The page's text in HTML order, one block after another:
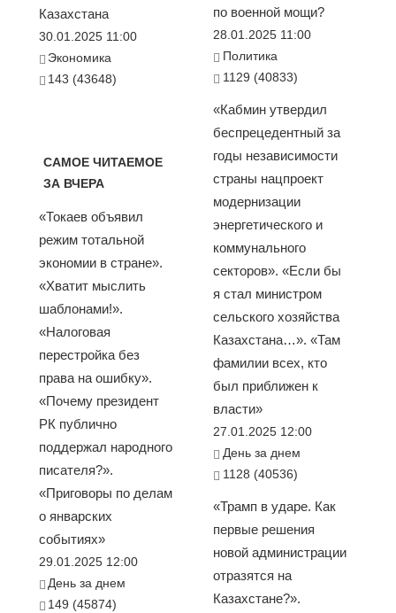
Казахстана
30.01.2025 11:00
Экономика
143 (43648)
САМОЕ ЧИТАЕМОЕ
ЗА ВЧЕРА
«Токаев объявил
режим тотальной
экономии в стране».
«Хватит мыслить
шаблонами!».
«Налоговая
перестройка без
права на ошибку».
«Почему президент
РК публично
поддержал народного
писателя?».
«Приговоры по делам
о январских
событиях»
29.01.2025 12:00
День за днем
149 (45874)
по военной мощи?
28.01.2025 11:00
Политика
1129 (40833)
«Кабмин утвердил
беспрецедентный за
годы независимости
страны нацпроект
модернизации
энергетического и
коммунального
секторов». «Если бы
я стал министром
сельского хозяйства
Казахстана…». «Там
фамилии всех, кто
был приближен к
власти»
27.01.2025 12:00
День за днем
1128 (40536)
«Трамп в ударе. Как
первые решения
новой администрации
отразятся на
Казахстане?».